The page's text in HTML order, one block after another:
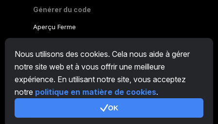
Nous utilisons des cookies. Cela nous aide à gérer
notre site web et à vous offrir une meilleure
expérience. En utilisant notre site, vous acceptez
notre politique en matière de cookies.
OK
Générer du code
Aperçu Ferme
CryptoTab
Programme d'Affiliation
Conditions d’utilisation